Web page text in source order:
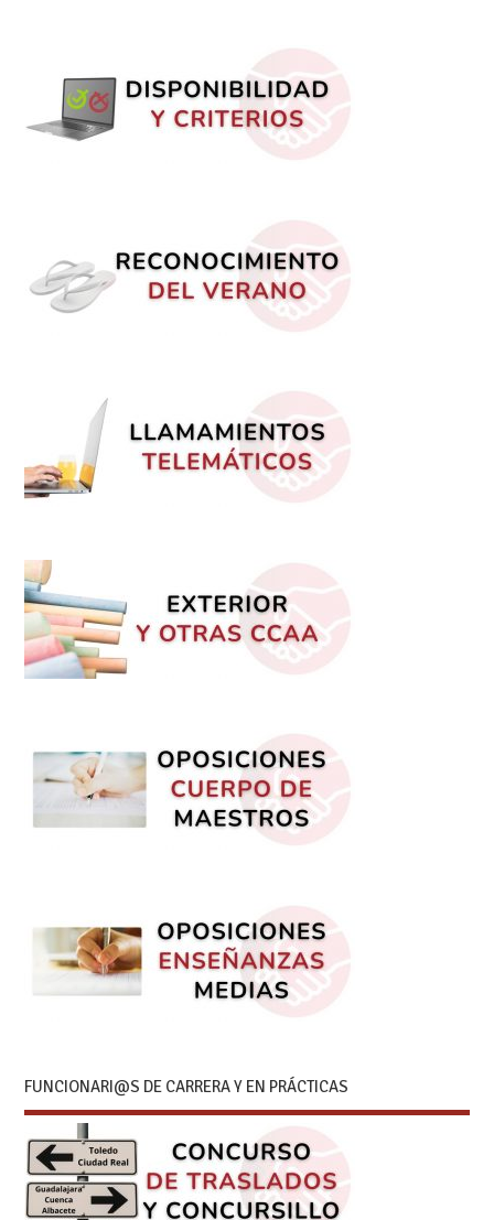
FUNCIONARI@S DE CARRERA Y EN PRÁCTICAS